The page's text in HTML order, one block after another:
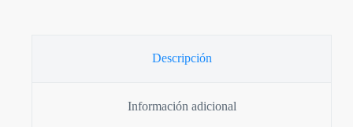
Descripción
Información adicional